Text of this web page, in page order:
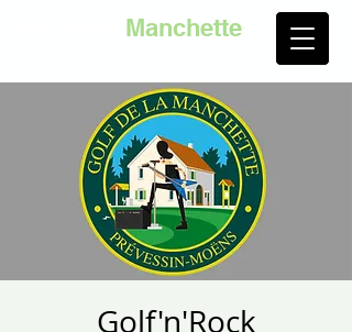
Manchette
Golf'n'Rock